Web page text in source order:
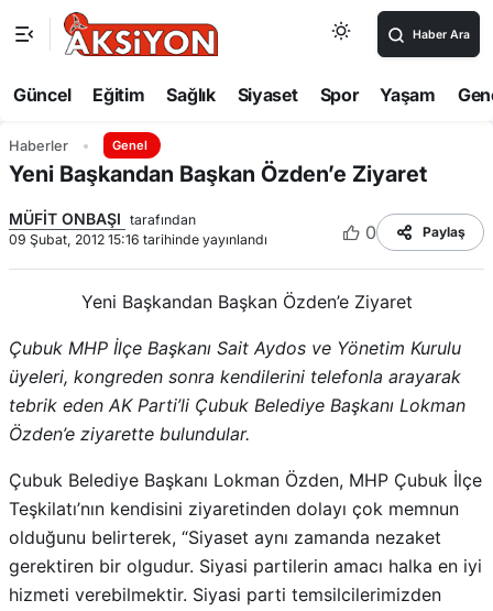
Haber Ara
Güncel Eğitim Sağlık Siyaset Spor Yaşam
Haberler Genel
Yeni Başkandan Başkan Özden’e Ziyaret
MÜFİT ONBAŞI tarafından
09 Şubat, 2012 15:16 tarihinde yayınlandı
0 Paylaş
Yeni Başkandan Başkan Özden’e Ziyaret
Çubuk MHP İlçe Başkanı Sait Aydos ve Yönetim Kurulu
üyeleri, kongreden sonra kendilerini telefonla arayarak
tebrik eden AK Parti’li Çubuk Belediye Başkanı Lokman
Özden’e ziyarette bulundular.
Çubuk Belediye Başkanı Lokman Özden, MHP Çubuk İlçe
Teşkilatı’nın kendisini ziyaretinden dolayı çok memnun
olduğunu belirterek, “Siyaset aynı zamanda nezaket
gerektiren bir olgudur. Siyasi partilerin amacı halka en iyi
hizmeti verebilmektir. Siyasi parti temsilcilerimizden